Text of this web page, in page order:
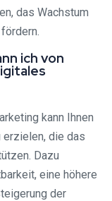
das Wachstum
ich von
kann Ihnen
die das
Dazu
eine höhere
der